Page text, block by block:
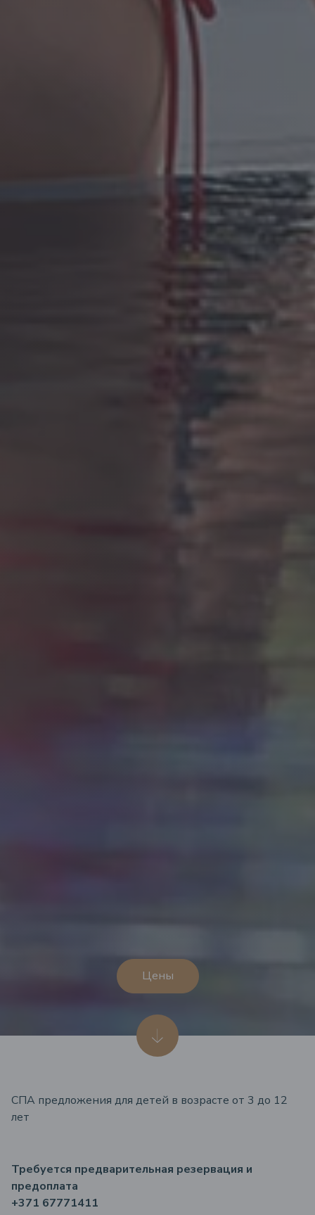
Цены
СПА предложения для детей в возрасте от 3 до 12
лет
Требуется предварительная резервация и
предоплата
+371 67771411